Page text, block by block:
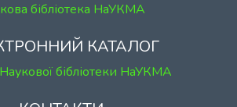
бібліотека НаУКМА
КАТАЛОГ
бібліотеки НаУКМА